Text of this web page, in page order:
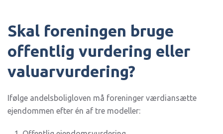
Skal foreningen bruge
offentlig vurdering eller
valuarvurdering?
Ifølge andelsboligloven må foreninger værdiansætte
ejendommen efter én af tre modeller: